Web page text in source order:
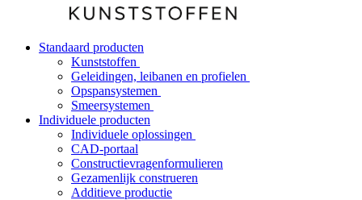
Standaard producten
Kunststoffen
Geleidingen, leibanen en profielen
Opspansystemen
Smeersystemen
Individuele producten
Individuele oplossingen
CAD-portaal
Constructievragenformulieren
Gezamenlijk construeren
Additieve productie